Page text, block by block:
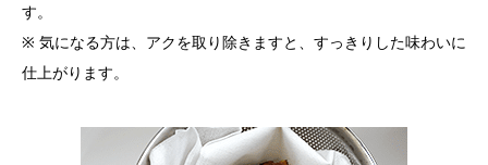
す。
※ 気になる方は、アクを取り除きますと、すっきりした味わいに
仕上がります。